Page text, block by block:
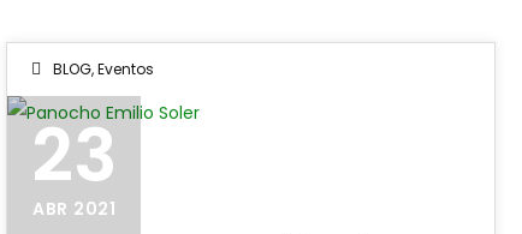
BLOG,Eventos
23
ABR 2021